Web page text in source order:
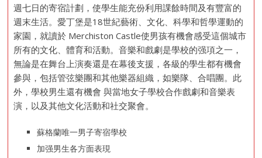
週七日的寄宿計劃，使學生能充份利用課餘時間及有豐富的
週末生活。愛丁堡是18世紀藝術、文化、科學和哲學運動的
家園，就讀於 Merchiston Castle使男孩有機會感受這個城市
所有的文化、體育和活動。音樂和戲劇是學校的强項之一，
無論是在舞台上演奏還是在幕後支援，各級的學生都有機會
參與，包括管弦樂團和其他樂器組織，如樂隊、合唱團。此
外，學校男生還有機會 與當地女子學校合作戲劇和音樂表
演，以及其他文化活動和社交聚會。
蘇格蘭唯一男子寄宿學校
加强男生各方面表現